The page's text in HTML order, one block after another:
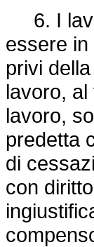
6. I
essere
privi
lavoro,
lavoro,
predetta
di
con